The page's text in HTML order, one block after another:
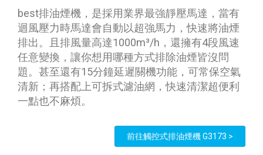
best排油煙機，是採用業界最強靜壓馬達，當有
迴風壓力時馬達會自動以超強馬力，快速將油煙
排出。且排風量高達1000m³/h，還擁有4段風速
任意變換，讓你想用哪種方式排除油煙皆沒問
題。甚至還有15分鐘延遲關機功能，可常保空氣
清新；再搭配上可拆式濾油網，快速清潔超便利
一點也不麻煩。
前往觸控式排油煙機 G3173 >